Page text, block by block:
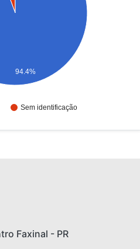
Sem identificação
94.4%
Faxinal - PR